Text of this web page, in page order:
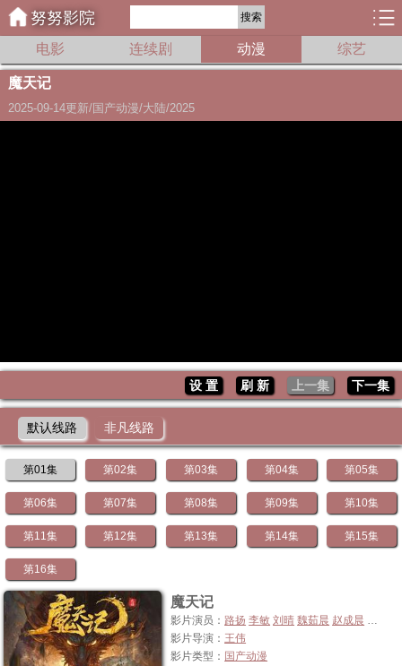
努努影院 搜索
电影 连续剧 动漫 综艺
魔天记
2025-09-14更新/国产动漫/大陆/2025
设 置 刷 新 上一集 下一集
默认线路 非凡线路
第01集 第02集 第03集 第04集 第05集
第06集 第07集 第08集 第09集 第10集
第11集 第12集 第13集 第14集 第15集
第16集
魔天记
影片演员： 路扬 李敏 刘晴 魏茹晨 赵成晨 胡良伟
影片导演： 王伟
影片类型： 国产动漫